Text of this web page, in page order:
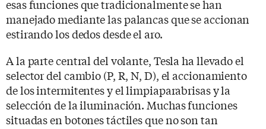
esas funciones que tradicionalmente se han
manejado mediante las palancas que se accionan
estirando los dedos desde el aro.
A la parte central del volante, Tesla ha llevado el
selector del cambio (P, R, N, D), el accionamiento
de los intermitentes y el limpiaparabrisas y la
selección de la iluminación. Muchas funciones
situadas en botones táctiles que no son tan